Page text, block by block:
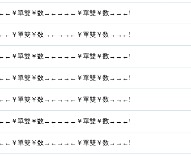
→←←￥單雙￥数→←→→←￥單雙￥数→→←!
→←←￥單雙￥数→←→→←￥單雙￥数→→←!
→←←￥單雙￥数→←→→←￥單雙￥数→→←!
→←←￥單雙￥数→←→→←￥單雙￥数→→←!
→←←￥單雙￥数→←→→←￥單雙￥数→→←!
→←←￥單雙￥数→←→→←￥單雙￥数→→←!
→←←￥單雙￥数→←→→←￥單雙￥数→→←!